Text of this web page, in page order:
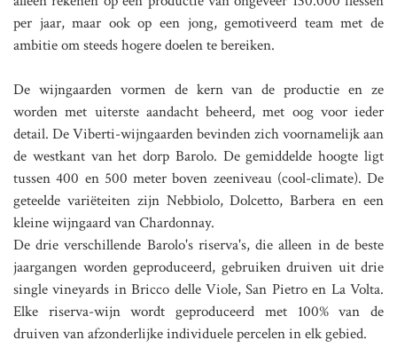
per jaar, maar ook op een jong, gemotiveerd team met de
ambitie om steeds hogere doelen te bereiken.
De wijngaarden vormen de kern van de productie en ze
worden met uiterste aandacht beheerd, met oog voor ieder
detail. De Viberti-wijngaarden bevinden zich voornamelijk aan
de westkant van het dorp Barolo. De gemiddelde hoogte ligt
tussen 400 en 500 meter boven zeeniveau (cool-climate). De
geteelde variëteiten zijn Nebbiolo, Dolcetto, Barbera en een
kleine wijngaard van Chardonnay.
De drie verschillende Barolo's riserva's, die alleen in de beste
jaargangen worden geproduceerd, gebruiken druiven uit drie
single vineyards in Bricco delle Viole, San Pietro en La Volta.
Elke riserva-wijn wordt geproduceerd met 100% van de
druiven van afzonderlijke individuele percelen in elk gebied.